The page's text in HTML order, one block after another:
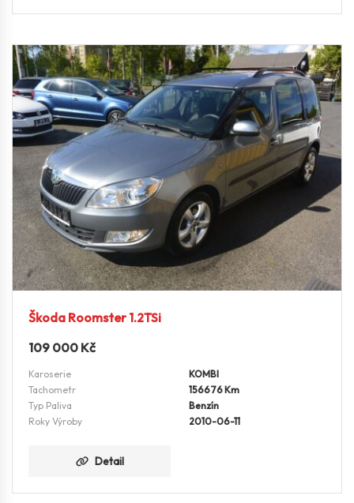
Škoda Roomster 1.2TSi
109 000 Kč
Karoserie
KOMBI
Tachometr
156676 Km
Typ Paliva
Benzín
Roky Výroby
2010-06-11
Detail